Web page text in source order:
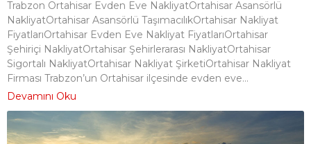
Trabzon Ortahisar Evden Eve NakliyatOrtahisar Asansörlü
NakliyatOrtahisar Asansörlü TaşımacılıkOrtahisar Nakliyat
FiyatlarıOrtahisar Evden Eve Nakliyat FiyatlarıOrtahisar
Şehiriçi NakliyatOrtahisar Şehirlerarası NakliyatOrtahisar
Sigortalı NakliyatOrtahisar Nakliyat ŞirketiOrtahisar Nakliyat
Firması Trabzon’un Ortahisar ilçesinde evden eve...
Devamını Oku